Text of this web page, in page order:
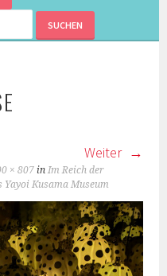
Weiter
× 807 in Im Reich der
Kusama Museum